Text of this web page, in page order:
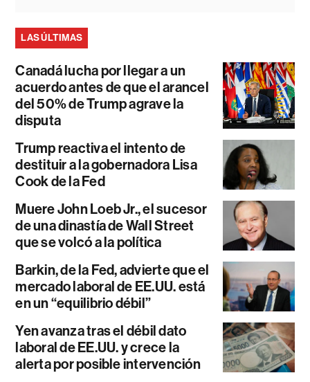
LAS ÚLTIMAS
Canadá lucha por llegar a un
acuerdo antes de que el arancel
del 50% de Trump agrave la
disputa
Trump reactiva el intento de
destituir a la gobernadora Lisa
Cook de la Fed
Muere John Loeb Jr., el sucesor
de una dinastía de Wall Street
que se volcó a la política
Barkin, de la Fed, advierte que el
mercado laboral de EE.UU. está
en un “equilibrio débil”
Yen avanza tras el débil dato
laboral de EE.UU. y crece la
alerta por posible intervención